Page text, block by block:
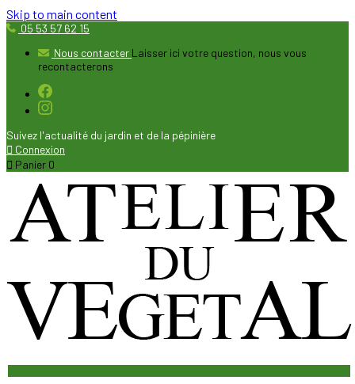
Skip to main content
05 53 57 62 15
Nous contacter Laisser ici votre question, nous vous
recontacterons
Suivez l'actualité du jardin et de la pépinière
 Connexion
 Panier 0